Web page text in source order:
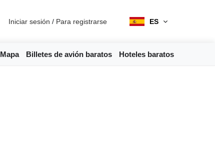
Iniciar sesión / Para registrarse ES
Mapa Billetes de avión baratos Hoteles baratos